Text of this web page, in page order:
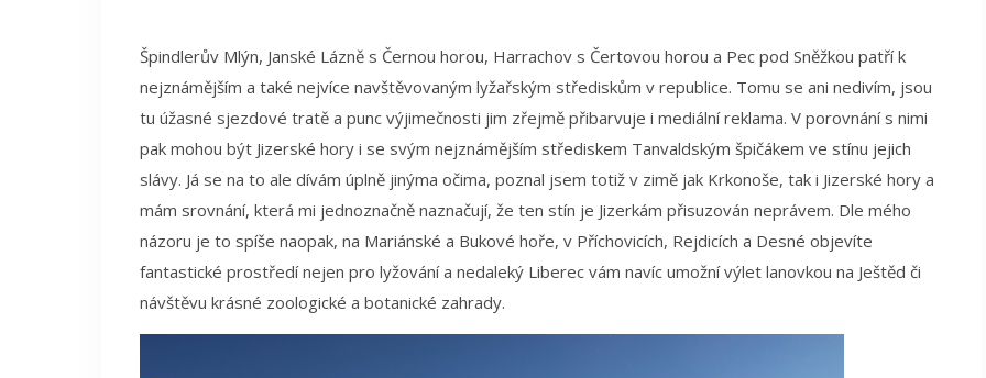
Špindlerův Mlýn, Janské Lázně s Černou horou, Harrachov s Čertovou horou a Pec pod Sněžkou patří k
nejznámějším a také nejvíce navštěvovaným lyžařským střediskům v republice. Tomu se ani nedivím, jsou
tu úžasné sjezdové tratě a punc výjimečnosti jim zřejmě přibarvuje i mediální reklama. V porovnání s nimi
pak mohou být Jizerské hory i se svým nejznámějším střediskem Tanvaldským špičákem ve stínu jejich
slávy. Já se na to ale dívám úplně jinýma očima, poznal jsem totiž v zimě jak Krkonoše, tak i Jizerské hory a
mám srovnání, která mi jednoznačně naznačují, že ten stín je Jizerkám přisuzován neprávem. Dle mého
názoru je to spíše naopak, na Mariánské a Bukové hoře, v Příchovicích, Rejdicích a Desné objevíte
fantastické prostředí nejen pro lyžování a nedaleký Liberec vám navíc umožní výlet lanovkou na Ještěd či
návštěvu krásné zoologické a botanické zahrady.